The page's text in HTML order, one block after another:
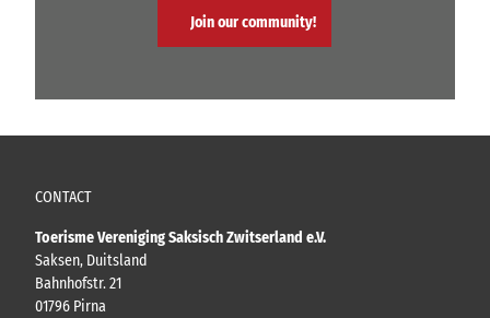
Join our community!
CONTACT
Toerisme Vereniging Saksisch Zwitserland e.V.
Saksen, Duitsland
Bahnhofstr. 21
01796 Pirna